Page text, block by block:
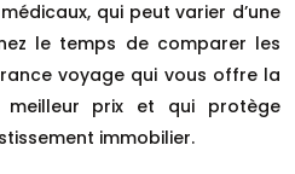
qui peut varier d’une
le temps de comparer les
voyage qui vous offre la
meilleur prix et qui protège
immobilier.